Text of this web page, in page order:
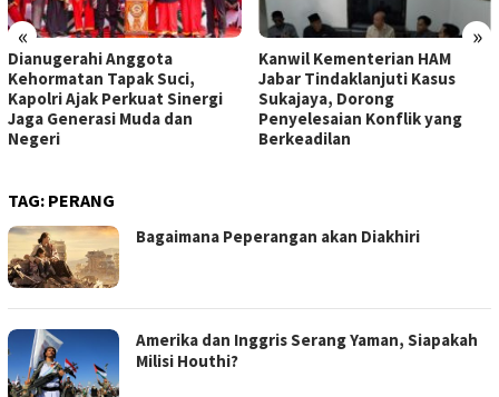
« »
Dianugerahi Anggota
Kehormatan Tapak Suci,
Kapolri Ajak Perkuat Sinergi
Jaga Generasi Muda dan
Negeri
Kanwil Kementerian HAM
Jabar Tindaklanjuti Kasus
Sukajaya, Dorong
Penyelesaian Konflik yang
Berkeadilan
TAG: PERANG
Bagaimana Peperangan akan Diakhiri
Amerika dan Inggris Serang Yaman, Siapakah
Milisi Houthi?